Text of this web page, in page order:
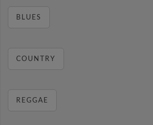
BLUES
COUNTRY
REGGAE